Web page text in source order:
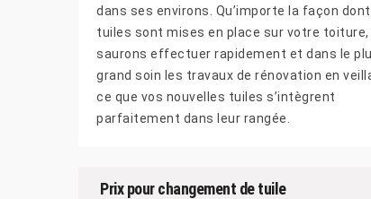
dans ses environs. Qu’importe la façon
tuiles sont mises en place sur votre toiture,
saurons effectuer rapidement et dans le
grand soin les travaux de rénovation en
ce que vos nouvelles tuiles s’intègrent
parfaitement dans leur rangée.
Prix pour changement de tuile